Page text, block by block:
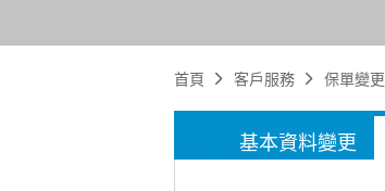
首頁 客戶服務 保單變更
基本資料變更